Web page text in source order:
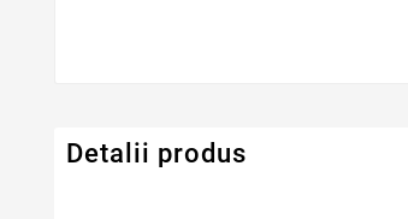
Detalii produs